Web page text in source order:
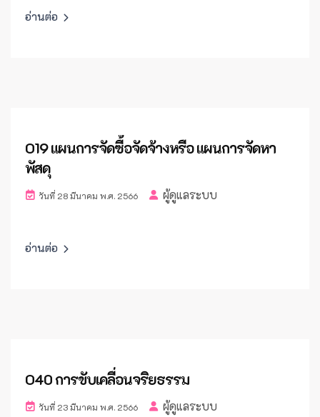
อ่านต่อ
O19 แผนการจัดซื้อจัดจ้างหรือ แผนการจัดหา
พัสดุ
วันที่ 28 มีนาคม พ.ศ. 2566 ผู้ดูแลระบบ
อ่านต่อ
O40 การขับเคลื่อนจริยธรรม
วันที่ 23 มีนาคม พ.ศ. 2566 ผู้ดูแลระบบ